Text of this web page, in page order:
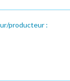
producteur :